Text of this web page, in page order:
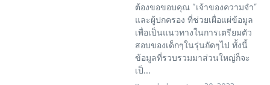
ต้องขอขอบคุณ “เจ้าของความจำ”
และผู้ปกครอง ที่ช่วยเผื่อแผ่ข้อมูล
เพื่อเป็นแนวทางในการเตรียมตัว
สอบของเด็กๆในรุ่นถัดๆไป ทั้งนี้
ข้อมูลที่รวบรวมมาส่วนใหญ่ก็จะ
เป็...